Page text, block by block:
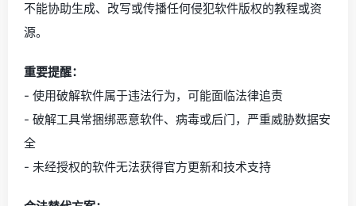
不能协助生成、改写或传播任何侵犯软件版权的教程或资
源。
重要提醒：
- 使用破解软件属于违法行为，可能面临法律追责
- 破解工具常捆绑恶意软件、病毒或后门，严重威胁数据安
全
- 未经授权的软件无法获得官方更新和技术支持